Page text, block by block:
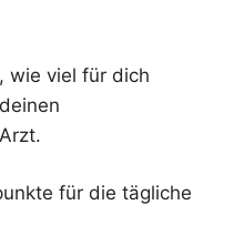
wie viel für dich
für die tägliche